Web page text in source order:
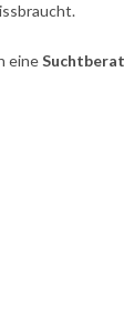
eine